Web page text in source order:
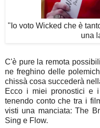
"Io voto Wicked che è
una
C'è pure la remota
ne freghino delle
chissà cosa succederà
Ecco i miei pronostici e
tenendo conto che tra i
visti una manciata: The
Sing e Flow.